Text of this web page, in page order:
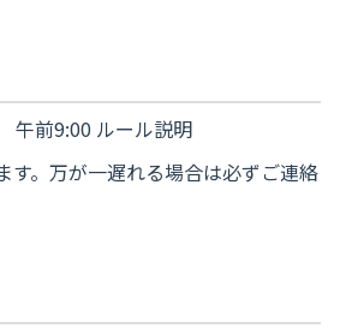
前9:00 ルール説明
。万が一遅れる場合は必ずご連絡